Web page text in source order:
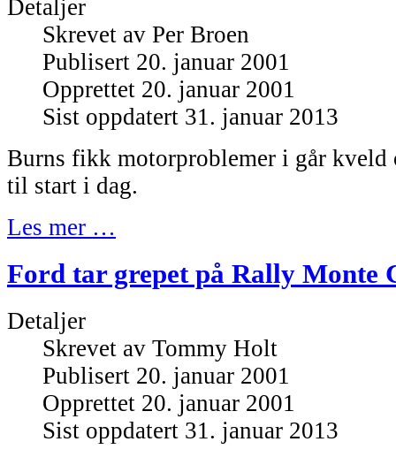
Detaljer
Skrevet av Per Broen
Publisert 20. januar 2001
Opprettet 20. januar 2001
Sist oppdatert 31. januar 2013
Burns fikk motorproblemer i går kveld
til start i dag.
Les mer …
Ford tar grepet på Rally Monte
Detaljer
Skrevet av Tommy Holt
Publisert 20. januar 2001
Opprettet 20. januar 2001
Sist oppdatert 31. januar 2013